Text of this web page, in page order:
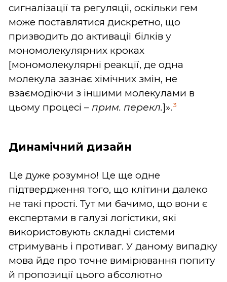
сигналізації та регуляції, оскільки гем
може поставлятися дискретно, що
призводить до активації білків у
мономолекулярних кроках
[мономолекулярні реакції, де одна
молекула зазнає хімічних змін, не
взаємодіючи з іншими молекулами в
цьому процесі – прим. перекл.]». 3
Динамічний дизайн
Це дуже розумно! Це ще одне
підтвердження того, що клітини далеко
не такі прості. Тут ми бачимо, що вони є
експертами в галузі логістики, які
використовують складні системи
стримувань і противаг. У даному випадку
мова йде про точне вимірювання попиту
й пропозиції цього абсолютно